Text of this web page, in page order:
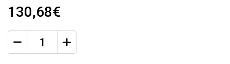
130,68€
qty